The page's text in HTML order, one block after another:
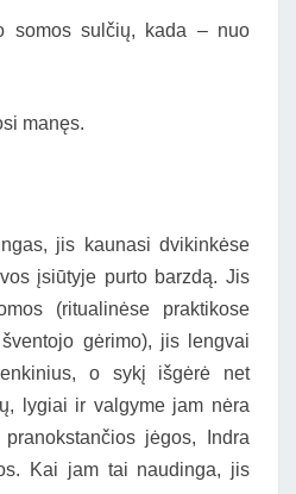
somos sulčių, kada – nuo
manęs.
jis kaunasi dvikinkėse
įsiūtyje purto barzdą. Jis
(ritualinėse praktikose
gėrimo), jis lengvai
o sykį išgėrė net
lygiai ir valgyme jam nėra
jėgos, Indra
Kai jam tai naudinga, jis